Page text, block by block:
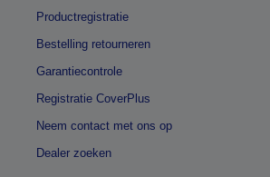
Productregistratie
Bestelling retourneren
Garantiecontrole
Registratie CoverPlus
Neem contact met ons op
Dealer zoeken